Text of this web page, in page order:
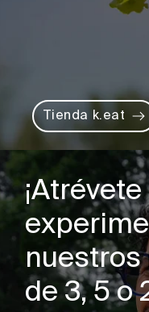
Tienda k.eat
¡Atrévete
nuestros
de 3, 5 o